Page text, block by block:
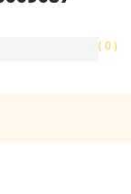
( 0 )